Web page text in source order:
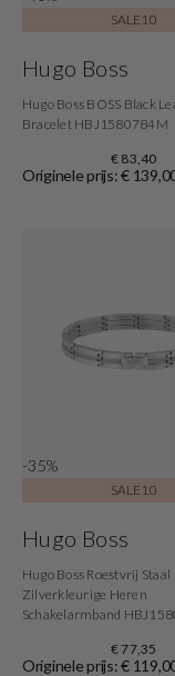
SALE10
Hugo Boss
Hugo Boss BOSS Black
Bracelet HBJ1580784M
€ 83,40
Originele prijs: €
-35%
SALE10
Hugo Boss
Hugo Boss Roestvrij Staal
Zilverkleurige Heren
Schakelarmband
€ 77,35
Originele prijs: €